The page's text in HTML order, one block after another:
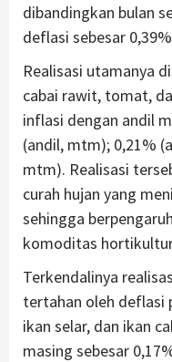
dibandingkan bulan
deflasi sebesar
Realisasi utamanya
cabai rawit, tomat,
inflasi dengan andil
(andil, mtm); 0,21%
mtm). Realisasi
curah hujan yang
sehingga
komoditas
Terkendalinya
tertahan oleh deflasi
ikan selar, dan ikan
masing sebesar